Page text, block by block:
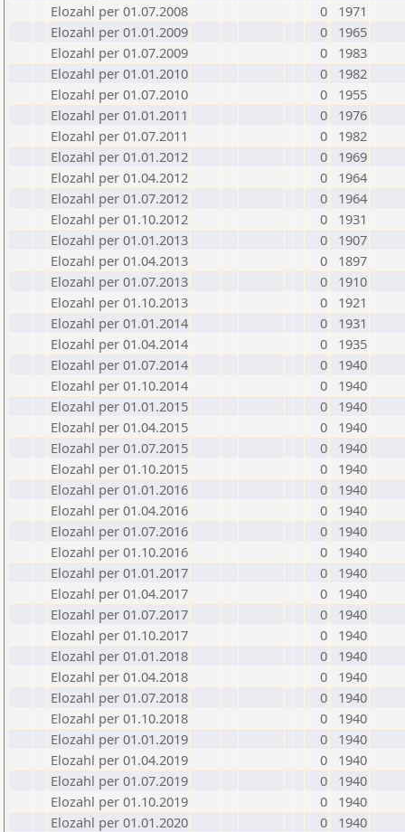
Elozahl per 01.07.2008
0
1971
Elozahl per 01.01.2009
0
1965
Elozahl per 01.07.2009
0
1983
Elozahl per 01.01.2010
0
1982
Elozahl per 01.07.2010
0
1955
Elozahl per 01.01.2011
0
1976
Elozahl per 01.07.2011
0
1982
Elozahl per 01.01.2012
0
1969
Elozahl per 01.04.2012
0
1964
Elozahl per 01.07.2012
0
1964
Elozahl per 01.10.2012
0
1931
Elozahl per 01.01.2013
0
1907
Elozahl per 01.04.2013
0
1897
Elozahl per 01.07.2013
0
1910
Elozahl per 01.10.2013
0
1921
Elozahl per 01.01.2014
0
1931
Elozahl per 01.04.2014
0
1935
Elozahl per 01.07.2014
0
1940
Elozahl per 01.10.2014
0
1940
Elozahl per 01.01.2015
0
1940
Elozahl per 01.04.2015
0
1940
Elozahl per 01.07.2015
0
1940
Elozahl per 01.10.2015
0
1940
Elozahl per 01.01.2016
0
1940
Elozahl per 01.04.2016
0
1940
Elozahl per 01.07.2016
0
1940
Elozahl per 01.10.2016
0
1940
Elozahl per 01.01.2017
0
1940
Elozahl per 01.04.2017
0
1940
Elozahl per 01.07.2017
0
1940
Elozahl per 01.10.2017
0
1940
Elozahl per 01.01.2018
0
1940
Elozahl per 01.04.2018
0
1940
Elozahl per 01.07.2018
0
1940
Elozahl per 01.10.2018
0
1940
Elozahl per 01.01.2019
0
1940
Elozahl per 01.04.2019
0
1940
Elozahl per 01.07.2019
0
1940
Elozahl per 01.10.2019
0
1940
Elozahl per 01.01.2020
0
1940